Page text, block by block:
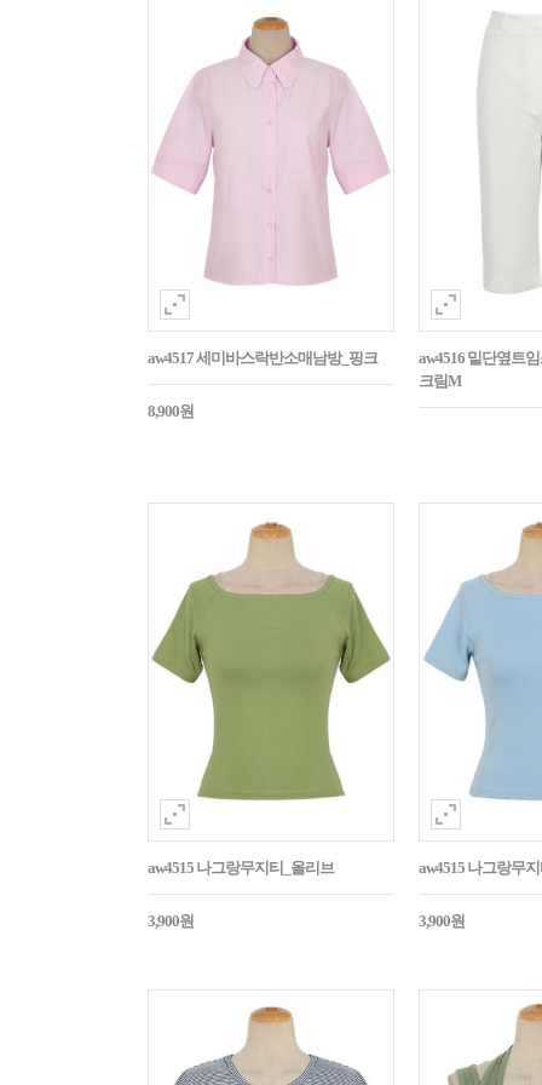
aw4517 세미바스락반소매남방_핑크
8,900원
aw4516 밑단옆트
크림M
aw4515 나그랑무지티_올리브
3,900원
aw4515 나그랑무
3,900원